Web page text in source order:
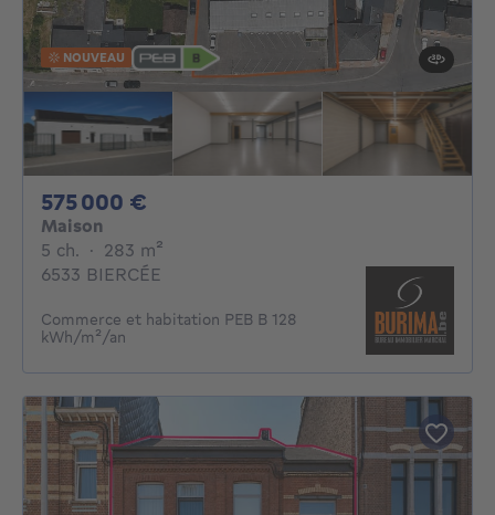
NOUVEAU
575 000 €
Maison
5 ch. 5 chambres
· 283 m²
6533 BIERCÉE
Commerce et habitation PEB B 128
kWh/m²/an